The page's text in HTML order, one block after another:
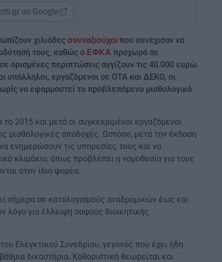
on Google
χιλιάδες συνταξιούχοι που συνέχισαν να
τους, καθώς ο ΕΦΚΑ προχωρά σε
ορισμένες περιπτώσεις αγγίζουν τις 40.000 ευρώ.
υπάλληλοι, εργαζόμενοι σε ΟΤΑ και ΔΕΚΟ, οι
να εφαρμοστεί το προβλεπόμενο μισθολογικό
2015 και μετά οι συγκεκριμένοι εργαζόμενοι
μισθολογικές αποδοχές. Ωστόσο, μετά την έκδοση
ενημερώσουν τις υπηρεσίες τους και να
κλιμάκιο, όπως προβλέπει η νομοθεσία για τους
στον ίδιο φορέα.
σήμερα σε καταλογισμούς αναδρομικών έως και
λόγο για έλλειψη σαφούς διοικητικής
Ελεγκτικού Συνεδρίου, γεγονός που έχει ήδη
δικαστήρια. Καθοριστική θεωρείται και